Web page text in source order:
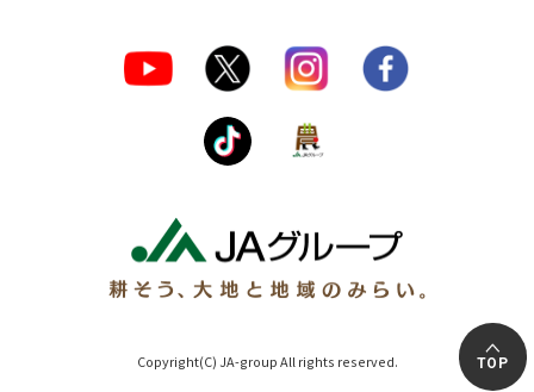
Copyright(C) JA-group All rights reserved. TOP